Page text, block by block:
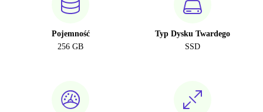
Pojemność
256 GB
Typ Dysku Twardego
SSD